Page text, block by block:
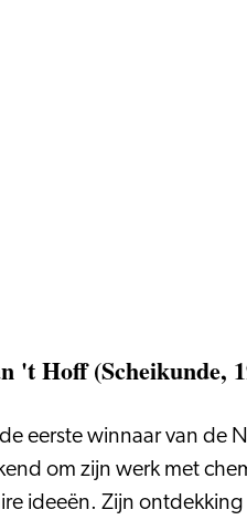
't Hoff (Scheikunde,
eerste winnaar van
om zijn werk met
ideeën. Zijn